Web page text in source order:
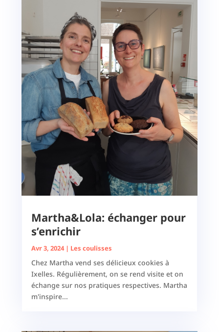
Martha&Lola: échanger pour
s’enrichir
Avr 3, 2024| Les coulisses
Chez Martha vend ses délicieux cookies à
Ixelles. Régulièrement, on se rend visite et on
échange sur nos pratiques respectives. Martha
m'inspire...